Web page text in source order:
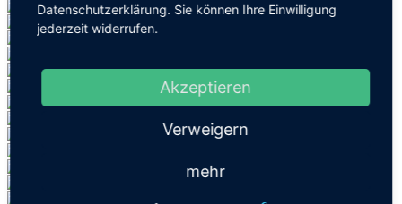
Datenschutzerklärung. Sie können Ihre Einwilligung
jederzeit widerrufen.
Akzeptieren
Verweigern
mehr